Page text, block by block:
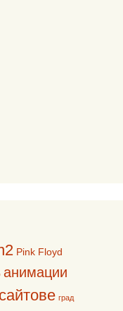
Pink Floyd
анимации
град